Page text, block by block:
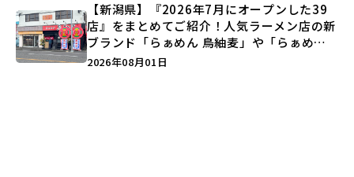
【新潟県】『2026年7月にオープンした39
店』をまとめてご紹介！人気ラーメン店の新
ブランド「らぁめん 鳥紬麦」や「らぁめん
しょうがの空」など盛りだくさん♪
2026年08月01日